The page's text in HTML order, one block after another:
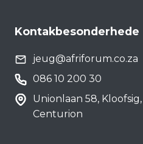
Kontakbesonderhede
jeug@afriforum.co.za
086 10 200 30
Unionlaan 58, Kloofsig,
Centurion